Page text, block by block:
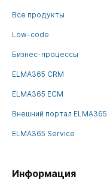
Все продукты
Low-code
Бизнес-процессы
ELMA365 CRM
ELMA365 ECM
Внешний портал ELMA365
ELMA365 Service
Информация